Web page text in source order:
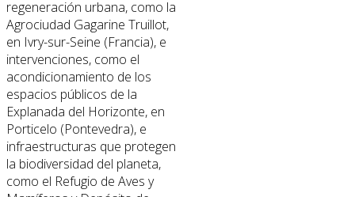
regeneración urbana, como la
Agrociudad Gagarine Truillot,
en Ivry-sur-Seine (Francia), e
intervenciones, como el
acondicionamiento de los
espacios públicos de la
Explanada del Horizonte, en
Porticelo (Pontevedra), e
infraestructuras que protegen
la biodiversidad del planeta,
como el Refugio de Aves y